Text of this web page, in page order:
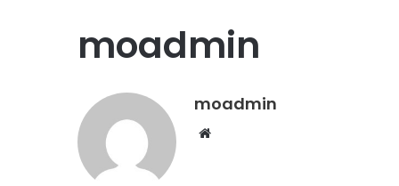
moadmin
moadmin
Webseite